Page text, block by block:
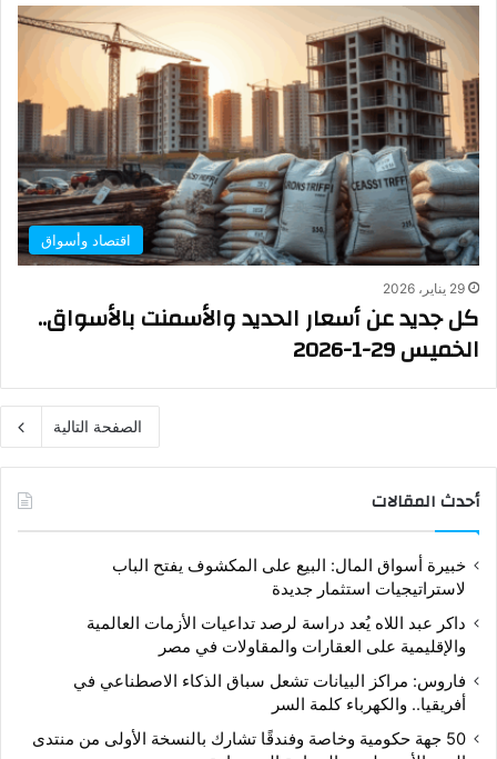
اقتصاد وأسواق
29 يناير، 2026
كل جديد عن أسعار الحديد والأسمنت بالأسواق..
الخميس 29-1-2026
الصفحة التالية
أحدث المقالات
خبيرة أسواق المال: البيع على المكشوف يفتح الباب
لاستراتيجيات استثمار جديدة
داكر عبد اللاه يُعد دراسة لرصد تداعيات الأزمات العالمية
والإقليمية على العقارات والمقاولات في مصر
فاروس: مراكز البيانات تشعل سباق الذكاء الاصطناعي في
أفريقيا.. والكهرباء كلمة السر
50 جهة حكومية وخاصة وفندقًا تشارك بالنسخة الأولى من منتدى